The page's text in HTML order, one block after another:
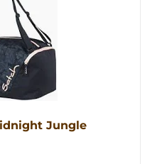
Jungle